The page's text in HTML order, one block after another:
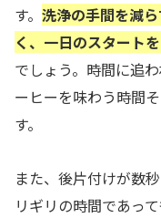
す。 洗浄の手間を減
く、一日のスタート
でしょう。時間に追
ーヒーを味わう時間
す。
また、後片付けが数
リギリの時間であっ